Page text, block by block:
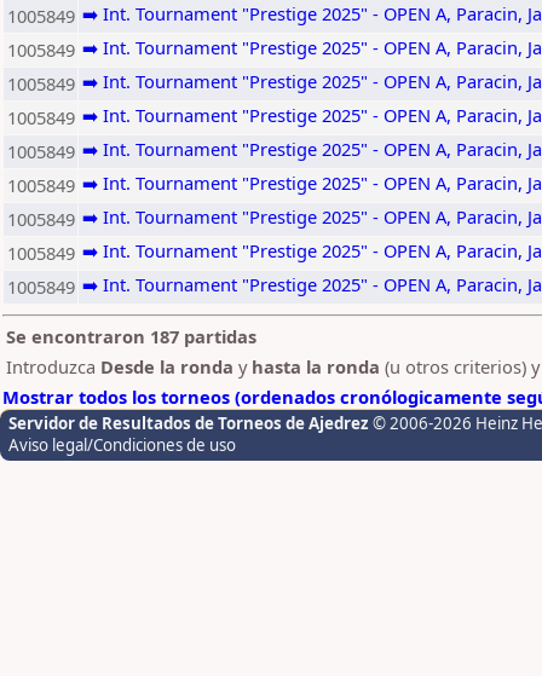
1005849 ➡️ Int. Tournament "Prestige 2025" - OPEN A, Paracin,
1005849 ➡️ Int. Tournament "Prestige 2025" - OPEN A, Paracin,
1005849 ➡️ Int. Tournament "Prestige 2025" - OPEN A, Paracin,
1005849 ➡️ Int. Tournament "Prestige 2025" - OPEN A, Paracin,
1005849 ➡️ Int. Tournament "Prestige 2025" - OPEN A, Paracin,
1005849 ➡️ Int. Tournament "Prestige 2025" - OPEN A, Paracin,
1005849 ➡️ Int. Tournament "Prestige 2025" - OPEN A, Paracin,
1005849 ➡️ Int. Tournament "Prestige 2025" - OPEN A, Paracin,
1005849 ➡️ Int. Tournament "Prestige 2025" - OPEN A, Paracin,
Se encontraron 187 partidas
Introduzca Desde la ronda y hasta la ronda (u otros criterios)
Mostrar todos los torneos (ordenados cronólogicamente
Servidor de Resultados de Torneos de Ajedrez © 2006-2026 Heinz
Aviso legal/Condiciones de uso